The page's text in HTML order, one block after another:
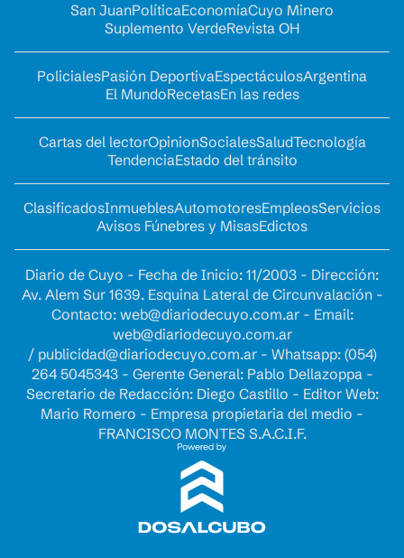
San JuanPolíticaEconomíaCuyo Minero
Suplemento VerdeRevista OH
PolicialesPasión DeportivaEspectáculosArgentina
El MundoRecetasEn las redes
Cartas del lectorOpinionSocialesSaludTecnología
TendenciaEstado del tránsito
ClasificadosInmueblesAutomotoresEmpleosServicios
Avisos Fúnebres y MisasEdictos
Diario de Cuyo - Fecha de Inicio: 11/2003 - Dirección:
Av. Alem Sur 1639. Esquina Lateral de Circunvalación -
Contacto: web@diariodecuyo.com.ar- Email:
web@diariodecuyo.com.ar
/ publicidad@diariodecuyo.com.ar- Whatsapp: (054)
264 5045343 - Gerente General: Pablo Dellazoppa -
Secretario de Redacción: Diego Castillo - Editor Web:
Mario Romero - Empresa propietaria del medio -
FRANCISCO MONTES S.A.C.I.F.